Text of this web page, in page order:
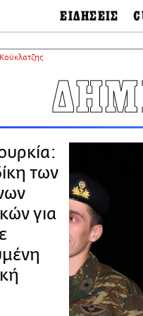
PRINT
ΕΙΔΗΣΕΙΣ
Οικονομία
Πολιτισμός
Science
European Lifo
&
των
για